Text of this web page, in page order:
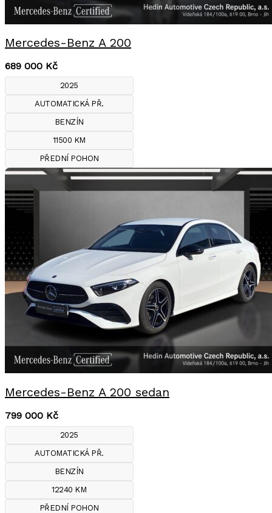
Mercedes-Benz A 200
689 000 Kč
2025
AUTOMATICKÁ PŘ.
BENZÍN
11500 KM
PŘEDNÍ POHON
Mercedes-Benz A 200 sedan
799 000 Kč
2025
AUTOMATICKÁ PŘ.
BENZÍN
12240 KM
PŘEDNÍ POHON